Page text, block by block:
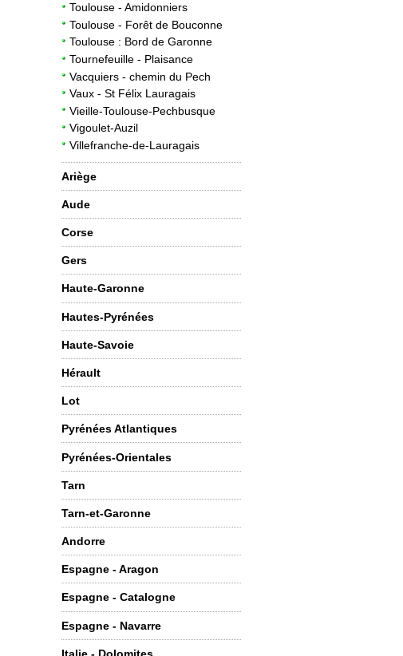
Toulouse - Amidonniers
Toulouse - Forêt de Bouconne
Toulouse : Bord de Garonne
Tournefeuille - Plaisance
Vacquiers - chemin du Pech
Vaux - St Félix Lauragais
Vieille-Toulouse-Pechbusque
Vigoulet-Auzil
Villefranche-de-Lauragais
Ariège
Aude
Corse
Gers
Haute-Garonne
Hautes-Pyrénées
Haute-Savoie
Hérault
Lot
Pyrénées Atlantiques
Pyrénées-Orientales
Tarn
Tarn-et-Garonne
Andorre
Espagne - Aragon
Espagne - Catalogne
Espagne - Navarre